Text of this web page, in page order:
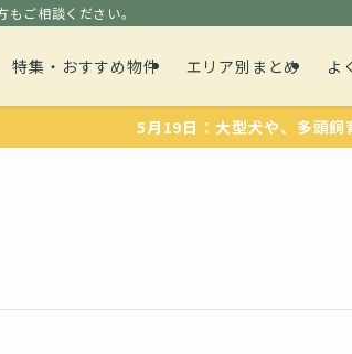
ご相談ください。
特集・おすすめ物件 エリア別まとめ よ
5月19日：大型犬や、多頭飼育可能